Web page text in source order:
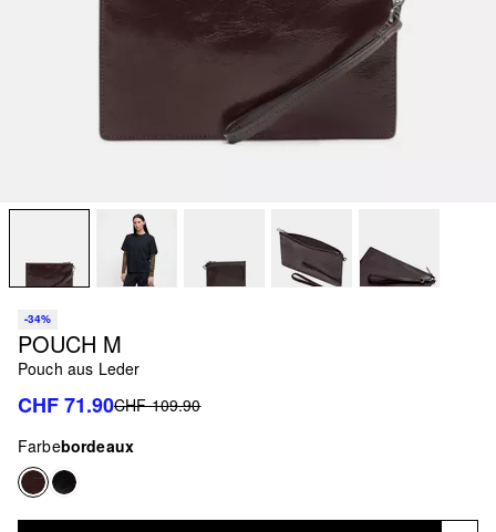
-34%
POUCH M
Pouch aus Leder
CHF 71.90CHF 109.90
Farbebordeaux